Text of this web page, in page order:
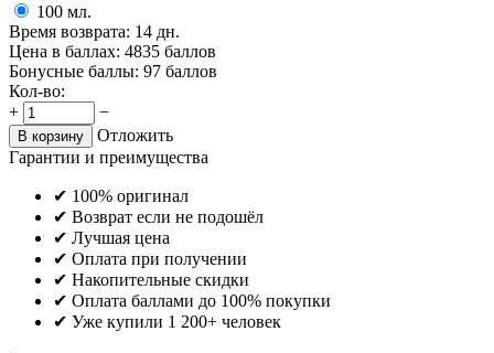
100 мл.
Время возврата: 14 дн.
Цена в баллах: 4835 баллов
Бонусные баллы: 97 баллов
Кол-во:
+
−
В корзину
Отложить
Гарантии и преимущества
✔ 100% оригинал
✔ Возврат если не подошёл
✔ Лучшая цена
✔ Оплата при получении
✔ Накопительные скидки
✔ Оплата баллами до 100% покупки
✔ Уже купили 1 200+ человек